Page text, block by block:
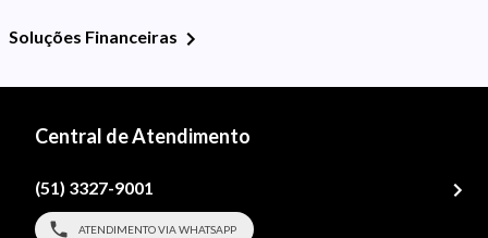
Soluções Financeiras
Central de Atendimento
(51) 3327-9001
ATENDIMENTO VIA WHATSAPP